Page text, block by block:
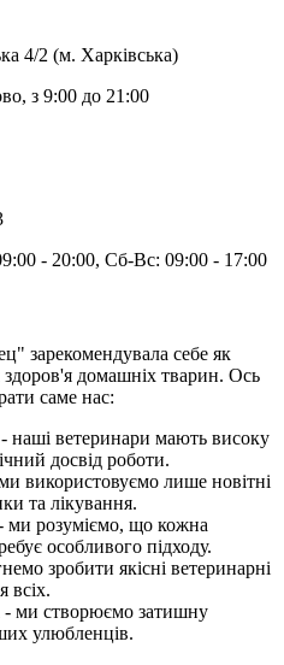
4/2 (м. Харківська)
з 9:00 до 21:00
- 20:00, Сб-Вс: 09:00 - 17:00
зарекомендувала себе як
домашніх тварин. Ось
саме нас:
- наші ветеринари мають високу
досвід роботи.
використовуємо лише новітні
та лікування.
ми розуміємо, що кожна
особливого підходу.
зробити якісні ветеринарні
всіх.
- ми створюємо затишну
улюбленців.